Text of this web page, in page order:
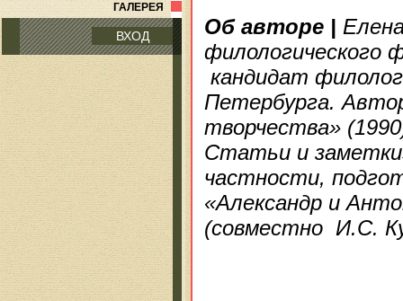
ГАЛЕРЕЯ
ВХОД Об авторе |
филологического
кандидат
Петербурга.
творчества»
Статьи и
частности,
«Александр и
(совместно И.С.